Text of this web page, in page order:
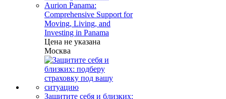
Aurion Panama:
Comprehensive Support for
Moving, Living, and
Investing in Panama
Цена не указана
Москва
Защитите себя и близких: